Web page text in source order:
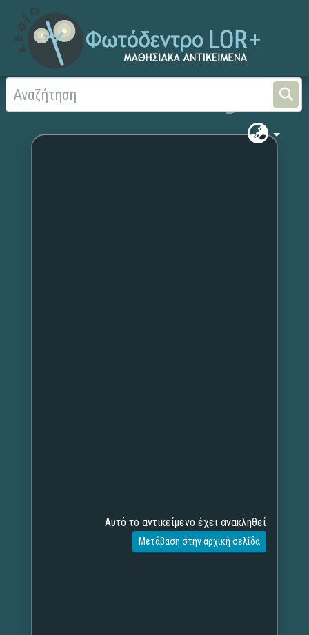
Αρχική Χωρίς τίτλο
Αυτό το αντικείμενο έχει ανακληθεί
Μετάβαση στην αρχική σελίδα